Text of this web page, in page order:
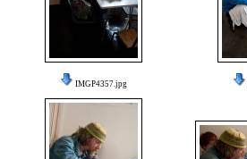
IMGP4357.jpg